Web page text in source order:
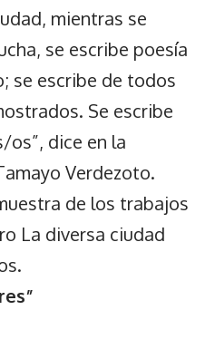
mientras se
se escribe poesía
se escribe de todos
Se escribe
os”, dice en la
Verdezoto.
de los trabajos
La diversa ciudad